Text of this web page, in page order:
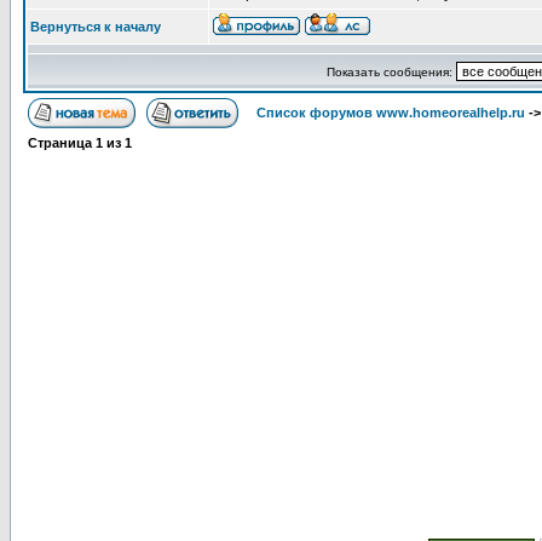
Вернуться к началу
Показать сообщения:
Список форумов www.homeorealhelp.ru -
Страница 1 из 1